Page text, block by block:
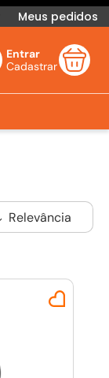
Meus pedidos
Entrar
Relevância